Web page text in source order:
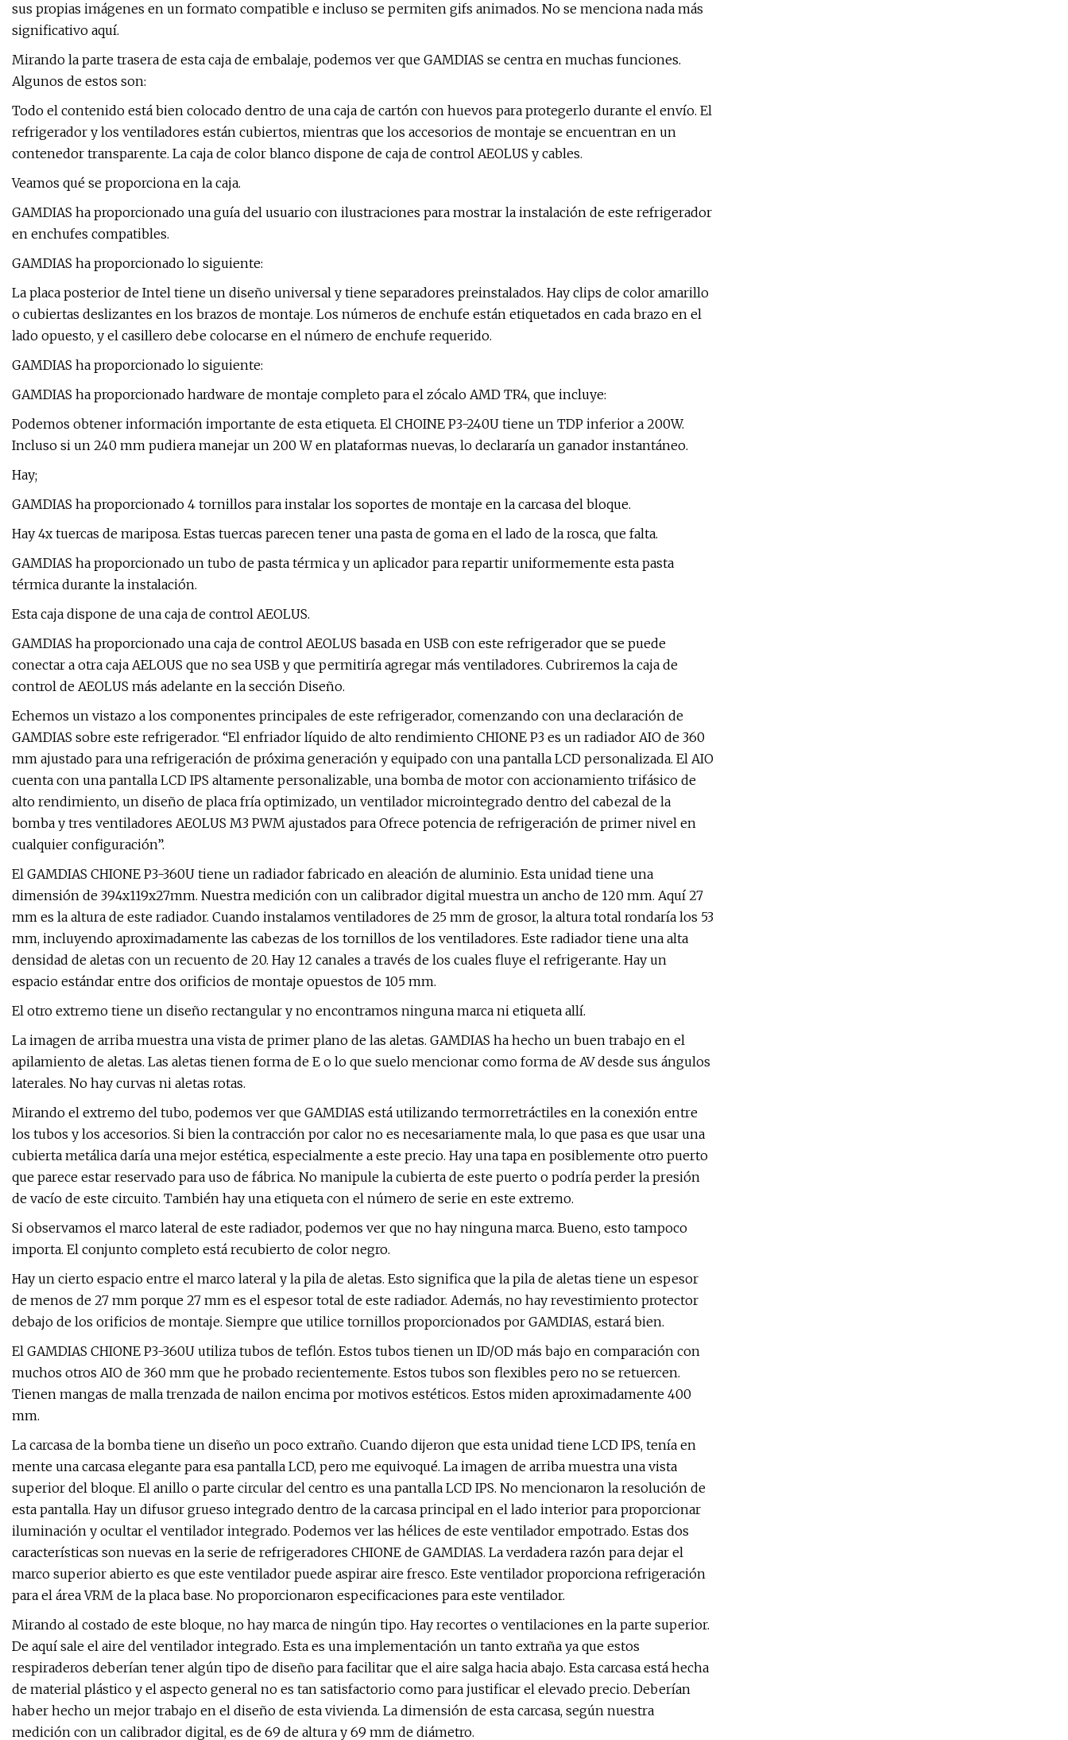
sus propias imágenes en un formato compatible e incluso se permiten gifs animados. No se menciona nada más
significativo aquí.
Mirando la parte trasera de esta caja de embalaje, podemos ver que GAMDIAS se centra en muchas funciones.
Algunos de estos son:
Todo el contenido está bien colocado dentro de una caja de cartón con huevos para protegerlo durante el envío. El
refrigerador y los ventiladores están cubiertos, mientras que los accesorios de montaje se encuentran en un
contenedor transparente. La caja de color blanco dispone de caja de control AEOLUS y cables.
Veamos qué se proporciona en la caja.
GAMDIAS ha proporcionado una guía del usuario con ilustraciones para mostrar la instalación de este refrigerador
en enchufes compatibles.
GAMDIAS ha proporcionado lo siguiente:
La placa posterior de Intel tiene un diseño universal y tiene separadores preinstalados. Hay clips de color amarillo
o cubiertas deslizantes en los brazos de montaje. Los números de enchufe están etiquetados en cada brazo en el
lado opuesto, y el casillero debe colocarse en el número de enchufe requerido.
GAMDIAS ha proporcionado lo siguiente:
GAMDIAS ha proporcionado hardware de montaje completo para el zócalo AMD TR4, que incluye:
Podemos obtener información importante de esta etiqueta. El CHOINE P3-240U tiene un TDP inferior a 200W.
Incluso si un 240 mm pudiera manejar un 200 W en plataformas nuevas, lo declararía un ganador instantáneo.
Hay;
GAMDIAS ha proporcionado 4 tornillos para instalar los soportes de montaje en la carcasa del bloque.
Hay 4x tuercas de mariposa. Estas tuercas parecen tener una pasta de goma en el lado de la rosca, que falta.
GAMDIAS ha proporcionado un tubo de pasta térmica y un aplicador para repartir uniformemente esta pasta
térmica durante la instalación.
Esta caja dispone de una caja de control AEOLUS.
GAMDIAS ha proporcionado una caja de control AEOLUS basada en USB con este refrigerador que se puede
conectar a otra caja AELOUS que no sea USB y que permitiría agregar más ventiladores. Cubriremos la caja de
control de AEOLUS más adelante en la sección Diseño.
Echemos un vistazo a los componentes principales de este refrigerador, comenzando con una declaración de
GAMDIAS sobre este refrigerador. “El enfriador líquido de alto rendimiento CHIONE P3 es un radiador AIO de 360 ​​​​
mm ajustado para una refrigeración de próxima generación y equipado con una pantalla LCD personalizada. El AIO
cuenta con una pantalla LCD IPS altamente personalizable, una bomba de motor con accionamiento trifásico de
alto rendimiento, un diseño de placa fría optimizado, un ventilador microintegrado dentro del cabezal de la
bomba y tres ventiladores AEOLUS M3 PWM ajustados para Ofrece potencia de refrigeración de primer nivel en
cualquier configuración”.
El GAMDIAS CHIONE P3-360U tiene un radiador fabricado en aleación de aluminio. Esta unidad tiene una
dimensión de 394x119x27mm. Nuestra medición con un calibrador digital muestra un ancho de 120 mm. Aquí 27
mm es la altura de este radiador. Cuando instalamos ventiladores de 25 mm de grosor, la altura total rondaría los 53
mm, incluyendo aproximadamente las cabezas de los tornillos de los ventiladores. Este radiador tiene una alta
densidad de aletas con un recuento de 20. Hay 12 canales a través de los cuales fluye el refrigerante. Hay un
espacio estándar entre dos orificios de montaje opuestos de 105 mm.
El otro extremo tiene un diseño rectangular y no encontramos ninguna marca ni etiqueta allí.
La imagen de arriba muestra una vista de primer plano de las aletas. GAMDIAS ha hecho un buen trabajo en el
apilamiento de aletas. Las aletas tienen forma de E o lo que suelo mencionar como forma de AV desde sus ángulos
laterales. No hay curvas ni aletas rotas.
Mirando el extremo del tubo, podemos ver que GAMDIAS está utilizando termorretráctiles en la conexión entre
los tubos y los accesorios. Si bien la contracción por calor no es necesariamente mala, lo que pasa es que usar una
cubierta metálica daría una mejor estética, especialmente a este precio. Hay una tapa en posiblemente otro puerto
que parece estar reservado para uso de fábrica. No manipule la cubierta de este puerto o podría perder la presión
de vacío de este circuito. También hay una etiqueta con el número de serie en este extremo.
Si observamos el marco lateral de este radiador, podemos ver que no hay ninguna marca. Bueno, esto tampoco
importa. El conjunto completo está recubierto de color negro.
Hay un cierto espacio entre el marco lateral y la pila de aletas. Esto significa que la pila de aletas tiene un espesor
de menos de 27 mm porque 27 mm es el espesor total de este radiador. Además, no hay revestimiento protector
debajo de los orificios de montaje. Siempre que utilice tornillos proporcionados por GAMDIAS, estará bien.
El GAMDIAS CHIONE P3-360U utiliza tubos de teflón. Estos tubos tienen un ID/OD más bajo en comparación con
muchos otros AIO de 360 ​​mm que he probado recientemente. Estos tubos son flexibles pero no se retuercen.
Tienen mangas de malla trenzada de nailon encima por motivos estéticos. Estos miden aproximadamente 400
mm.
La carcasa de la bomba tiene un diseño un poco extraño. Cuando dijeron que esta unidad tiene LCD IPS, tenía en
mente una carcasa elegante para esa pantalla LCD, pero me equivoqué. La imagen de arriba muestra una vista
superior del bloque. El anillo o parte circular del centro es una pantalla LCD IPS. No mencionaron la resolución de
esta pantalla. Hay un difusor grueso integrado dentro de la carcasa principal en el lado interior para proporcionar
iluminación y ocultar el ventilador integrado. Podemos ver las hélices de este ventilador empotrado. Estas dos
características son nuevas en la serie de refrigeradores CHIONE de GAMDIAS. La verdadera razón para dejar el
marco superior abierto es que este ventilador puede aspirar aire fresco. Este ventilador proporciona refrigeración
para el área VRM de la placa base. No proporcionaron especificaciones para este ventilador.
Mirando al costado de este bloque, no hay marca de ningún tipo. Hay recortes o ventilaciones en la parte superior.
De aquí sale el aire del ventilador integrado. Esta es una implementación un tanto extraña ya que estos
respiraderos deberían tener algún tipo de diseño para facilitar que el aire salga hacia abajo. Esta carcasa está hecha
de material plástico y el aspecto general no es tan satisfactorio como para justificar el elevado precio. Deberían
haber hecho un mejor trabajo en el diseño de esta vivienda. La dimensión de esta carcasa, según nuestra
medición con un calibrador digital, es de 69 de altura y 69 mm de diámetro.